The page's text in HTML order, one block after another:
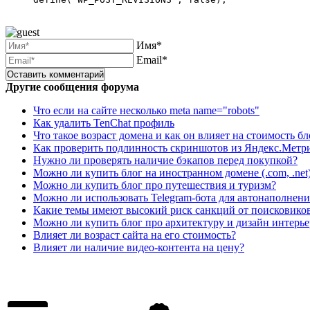
Имя*
Email*
Другие сообщения форума
Что если на сайте несколько meta name="robots"
Как удалить TenChat профиль
Что такое возраст домена и как он влияет на стоимость
Как проверить подлинность скриншотов из
Нужно ли проверять наличие бэкапов перед покупкой?
Можно ли купить блог на иностранном домене (.com,
Можно ли купить блог про путешествия и туризм?
Можно ли использовать Telegram-бота для
Какие темы имеют высокий риск санкций от
Можно ли купить блог про архитектуру и дизайн
Влияет ли возраст сайта на его стоимость?
Влияет ли наличие видео-контента на цену?